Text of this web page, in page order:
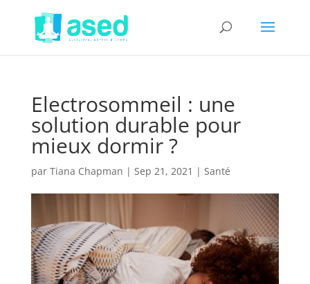
Electrosommeil : une
solution durable pour
mieux dormir ?
par Tiana Chapman | Sep 21, 2021 | Santé